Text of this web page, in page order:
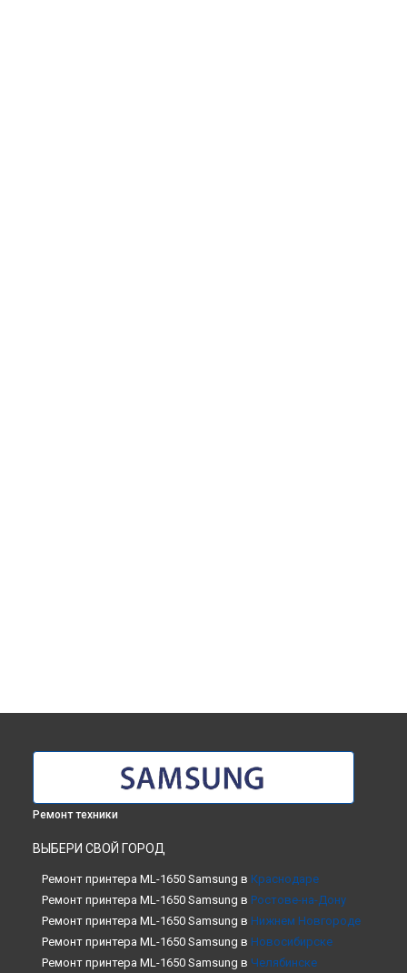
Ремонт техники
ВЫБЕРИ СВОЙ ГОРОД
Ремонт принтера ML-1650 Samsung в Краснодаре
Ремонт принтера ML-1650 Samsung в Ростове-на-Дону
Ремонт принтера ML-1650 Samsung в Нижнем Новгороде
Ремонт принтера ML-1650 Samsung в Новосибирске
Ремонт принтера ML-1650 Samsung в Челябинске